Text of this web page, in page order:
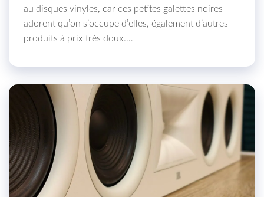
au disques vinyles, car ces petites galettes noires
adorent qu’on s’occupe d’elles, également d’autres
produits à prix très doux.…